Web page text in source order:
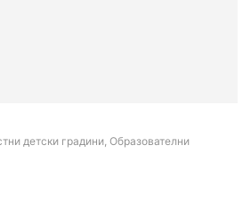
детски градини, Образователни